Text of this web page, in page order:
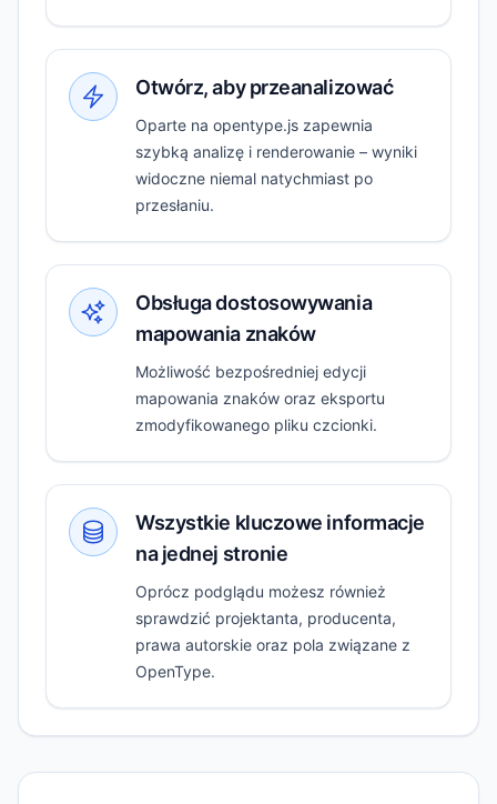
Otwórz, aby przeanalizować
Oparte na opentype.js zapewnia
szybką analizę i renderowanie – wyniki
widoczne niemal natychmiast po
przesłaniu.
Obsługa dostosowywania
mapowania znaków
Możliwość bezpośredniej edycji
mapowania znaków oraz eksportu
zmodyfikowanego pliku czcionki.
Wszystkie kluczowe informacje
na jednej stronie
Oprócz podglądu możesz również
sprawdzić projektanta, producenta,
prawa autorskie oraz pola związane z
OpenType.